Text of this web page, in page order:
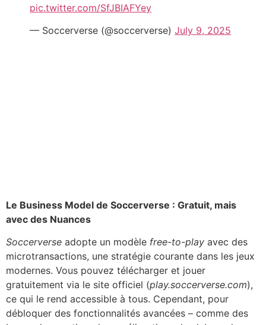
pic.twitter.com/SfJBIAFYey
— Soccerverse (@soccerverse) July 9, 2025
Le Business Model de Soccerverse : Gratuit, mais
avec des Nuances
Soccerverse adopte un modèle free-to-play avec des
microtransactions, une stratégie courante dans les jeux
modernes. Vous pouvez télécharger et jouer
gratuitement via le site officiel (play.soccerverse.com),
ce qui le rend accessible à tous. Cependant, pour
débloquer des fonctionnalités avancées – comme des